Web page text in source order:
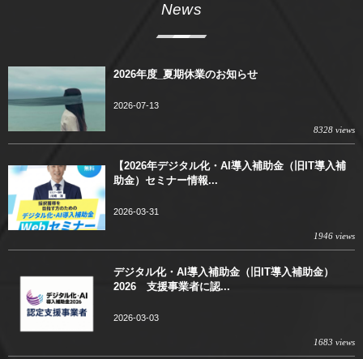
News
2026年度_夏期休業のお知らせ
2026-07-13
8328 views
【2026年デジタル化・AI導入補助金（旧IT導入補
助金）セミナー情報...
2026-03-31
1946 views
デジタル化・AI導入補助金（旧IT導入補助金）
2026 支援事業者に認...
2026-03-03
1683 views